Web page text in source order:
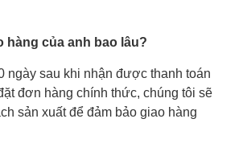
hàng của anh bao lâu?
ngày sau khi nhận được thanh toán
đơn hàng chính thức, chúng tôi sẽ
sản xuất để đảm bảo giao hàng